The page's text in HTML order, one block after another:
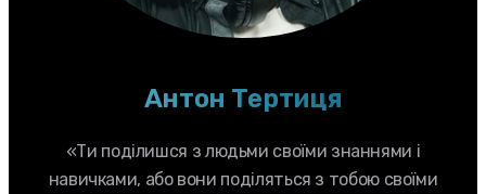
Антон Тертиця
«Ти поділишся з людьми своїми знаннями і
навичками, або вони поділяться з тобою своїми